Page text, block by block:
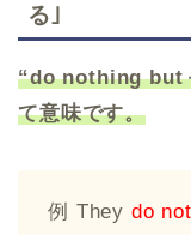
る｣
“do nothing but
て意味です。
例 They do